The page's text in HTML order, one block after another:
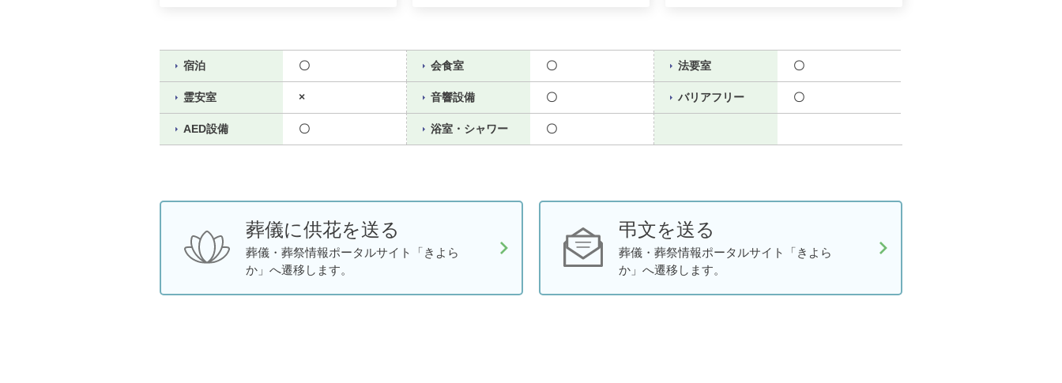
宿泊 〇 会食室 〇 法要室 〇
霊安室 × 音響設備 〇 バリアフリー 〇
AED設備 〇 浴室・シャワー 〇
葬儀に供花を送る
葬儀・葬祭情報ポータルサイト「きよら
か」へ遷移します。
弔文を送る
葬儀・葬祭情報ポータルサイト「きよら
か」へ遷移します。